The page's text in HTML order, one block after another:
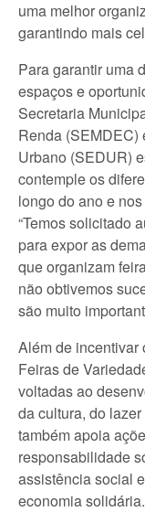
uma melhor
garantindo mais
Para garantir uma
espaços e
Secretaria
Renda (SEMDEC)
Urbano (SEDUR)
contemple os
longo do ano e
“Temos solicitado
para expor as
que organizam
não obtivemos
são muito
Além de incentivar
Feiras de
voltadas ao
da cultura, do
também apoia
responsabilidade
assistência social
economia solidária.